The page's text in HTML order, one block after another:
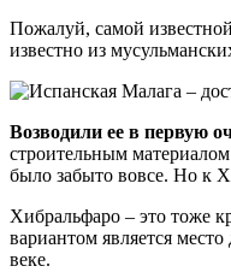
Пожалуй, самой
известно из
Возводили ее в первую
строительным
было забыто вовсе. Но к
Хибральфаро – это тоже
вариантом является
веке.